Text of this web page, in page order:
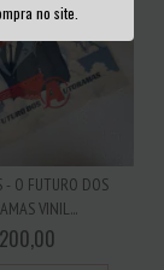
no site.
- O FUTURO DOS
VINIL...